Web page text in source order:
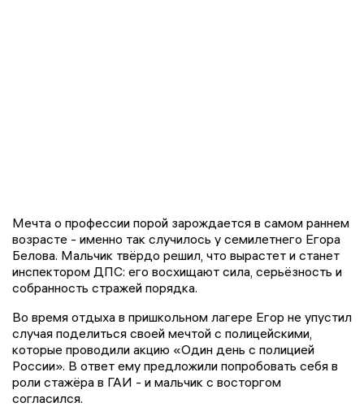
Мечта о профессии порой зарождается в самом раннем
возрасте - именно так случилось у семилетнего Егора
Белова. Мальчик твёрдо решил, что вырастет и станет
инспектором ДПС: его восхищают сила, серьёзность и
собранность стражей порядка.
Во время отдыха в пришкольном лагере Егор не упустил
случая поделиться своей мечтой с полицейскими,
которые проводили акцию «Один день с полицией
России». В ответ ему предложили попробовать себя в
роли стажёра в ГАИ - и мальчик с восторгом
согласился.